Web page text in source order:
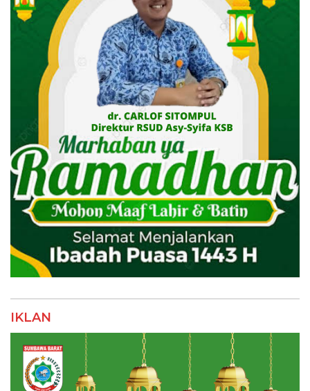
IKLAN